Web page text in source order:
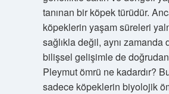
tanınan bir köpek türüdür.
köpeklerin yaşam süreleri
sağlıkla değil, aynı zamanda
bilişsel gelişimle de
Pleymut ömrü ne kadardır?
sadece köpeklerin biyolojik